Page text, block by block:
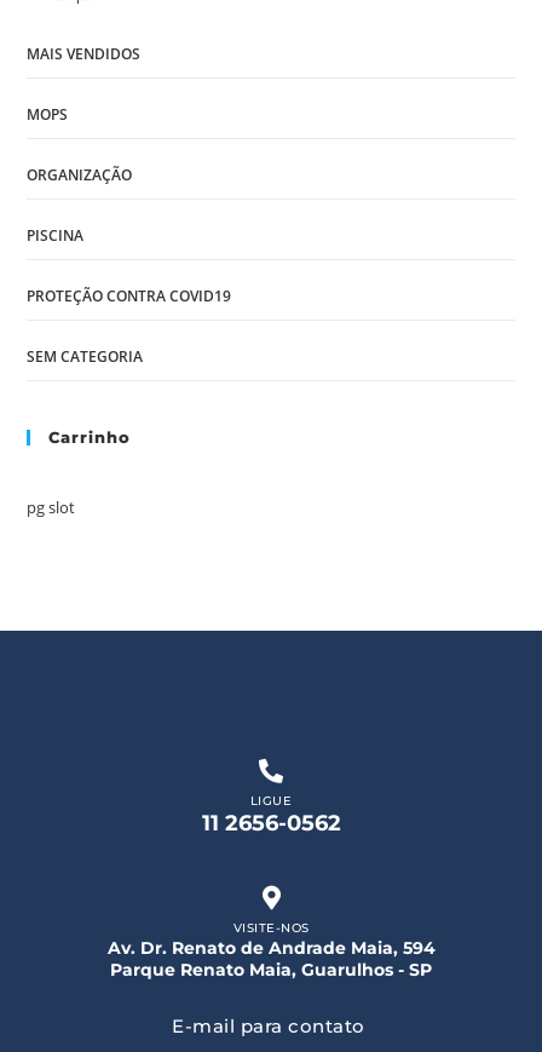
MAIS VENDIDOS
MOPS
ORGANIZAÇÃO
PISCINA
PROTEÇÃO CONTRA COVID19
SEM CATEGORIA
Carrinho
pg slot
LIGUE
11 2656-0562
VISITE-NOS
Av. Dr. Renato de Andrade Maia, 594
Parque Renato Maia, Guarulhos - SP
E-mail para contato